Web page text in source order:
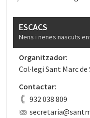
ESCACS
Nens i nenes nascuts
Organitzador:
Col·legi Sant Marc de
Contactar:
932 038 809